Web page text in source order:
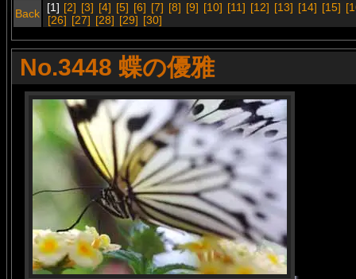
Back [1] [2] [3] [4] [5] [6] [7] [8] [9] [10] [11] [12] [13] [14] [15]
[26] [27] [28] [29] [30]
No.3448 蝶の優雅